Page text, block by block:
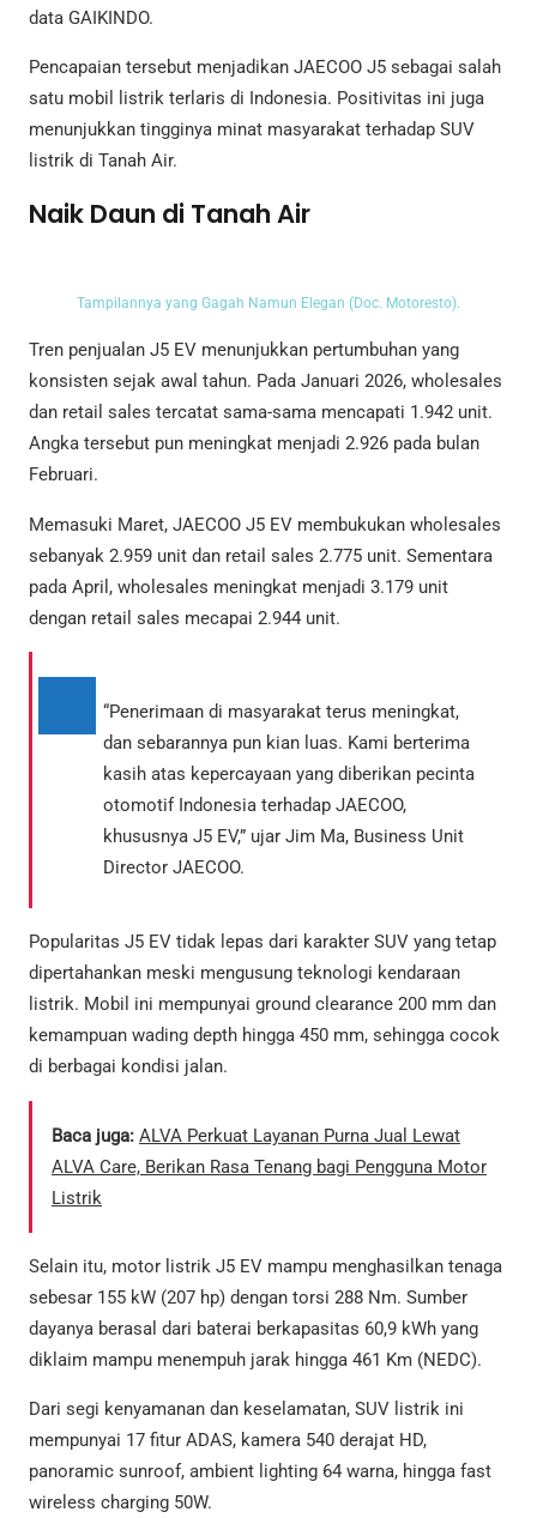
data GAIKINDO.
Pencapaian tersebut menjadikan JAECOO J5 sebagai salah
satu mobil listrik terlaris di Indonesia. Positivitas ini juga
menunjukkan tingginya minat masyarakat terhadap SUV
listrik di Tanah Air.
Naik Daun di Tanah Air
Tampilannya yang Gagah Namun Elegan (Doc. Motoresto).
Tren penjualan J5 EV menunjukkan pertumbuhan yang
konsisten sejak awal tahun. Pada Januari 2026, wholesales
dan retail sales tercatat sama-sama mencapati 1.942 unit.
Angka tersebut pun meningkat menjadi 2.926 pada bulan
Februari.
Memasuki Maret, JAECOO J5 EV membukukan wholesales
sebanyak 2.959 unit dan retail sales 2.775 unit. Sementara
pada April, wholesales meningkat menjadi 3.179 unit
dengan retail sales mecapai 2.944 unit.
“Penerimaan di masyarakat terus meningkat,
dan sebarannya pun kian luas. Kami berterima
kasih atas kepercayaan yang diberikan pecinta
otomotif Indonesia terhadap JAECOO,
khususnya J5 EV,” ujar Jim Ma, Business Unit
Director JAECOO.
Popularitas J5 EV tidak lepas dari karakter SUV yang tetap
dipertahankan meski mengusung teknologi kendaraan
listrik. Mobil ini mempunyai ground clearance 200 mm dan
kemampuan wading depth hingga 450 mm, sehingga cocok
di berbagai kondisi jalan.
Baca juga: ALVA Perkuat Layanan Purna Jual Lewat
ALVA Care, Berikan Rasa Tenang bagi Pengguna Motor
Listrik
Selain itu, motor listrik J5 EV mampu menghasilkan tenaga
sebesar 155 kW (207 hp) dengan torsi 288 Nm. Sumber
dayanya berasal dari baterai berkapasitas 60,9 kWh yang
diklaim mampu menempuh jarak hingga 461 Km (NEDC).
Dari segi kenyamanan dan keselamatan, SUV listrik ini
mempunyai 17 fitur ADAS, kamera 540 derajat HD,
panoramic sunroof, ambient lighting 64 warna, hingga fast
wireless charging 50W.